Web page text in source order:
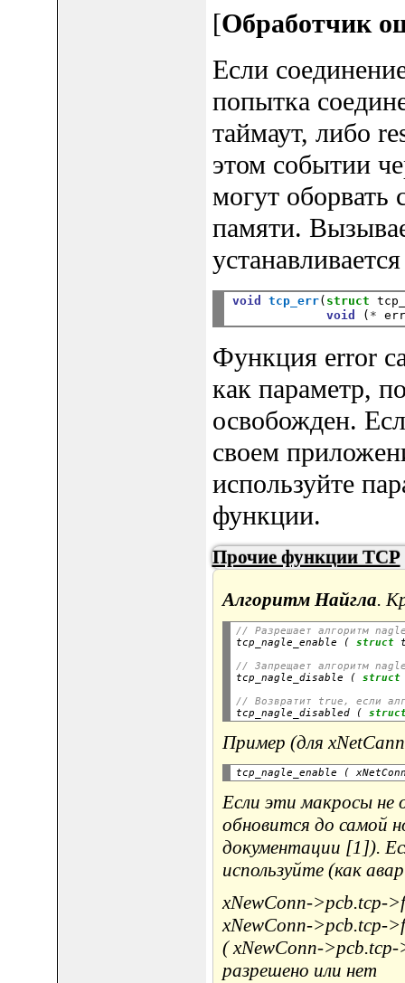
[Обработчик
Если
попытка
таймаут, либо
этом событии
могут оборвать
памяти.
void tcp_err( struct
void
( *
Функция error
как параметр,
освобожден.
своем
используйте
функции.
Прочие функции TCP
Алгоритм Найгла.
// Разрешает алгоритм
tcp_nagle_enable ( struct
// Запрещает алгоритм
tcp_nagle_disable ( struct
// Возвратит true, если
tcp_nagle_disabled (
Пример (для
tcp_nagle_enable (
Если эти макросы не
обновится до самой
документации [1]).
используйте (как
xNewConn->pcb.tcp-
xNewConn->pcb.tcp-
( xNewConn-
разрешено или нет